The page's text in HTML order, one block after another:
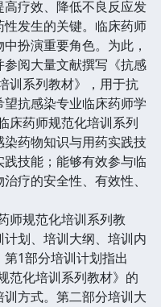
疗效、降低不良反应发
发生的关键。临床药师
扮演重要角色。为此，
阅大量文献撰写《抗感
训系列教材》，用于抗
抗感染专业临床药师学
床药师规范化培训系列
药物知识与用药实践技
技能；能够有效参与临
疗的安全性、有效性、
规范化培训系列教
划、培训大纲、培训内
1部分培训计划指出
范化培训系列教材》的
方式。第二部分培训大